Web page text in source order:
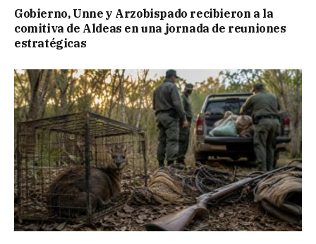
Gobierno, Unne y Arzobispado recibieron a la
comitiva de Aldeas en una jornada de reuniones
estratégicas